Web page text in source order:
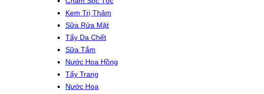
Kem Trị Thâm
Sữa Rửa Mặt
Tẩy Da Chết
Sữa Tắm
Nước Hoa Hồng
Tẩy Trang
Nước Hoa